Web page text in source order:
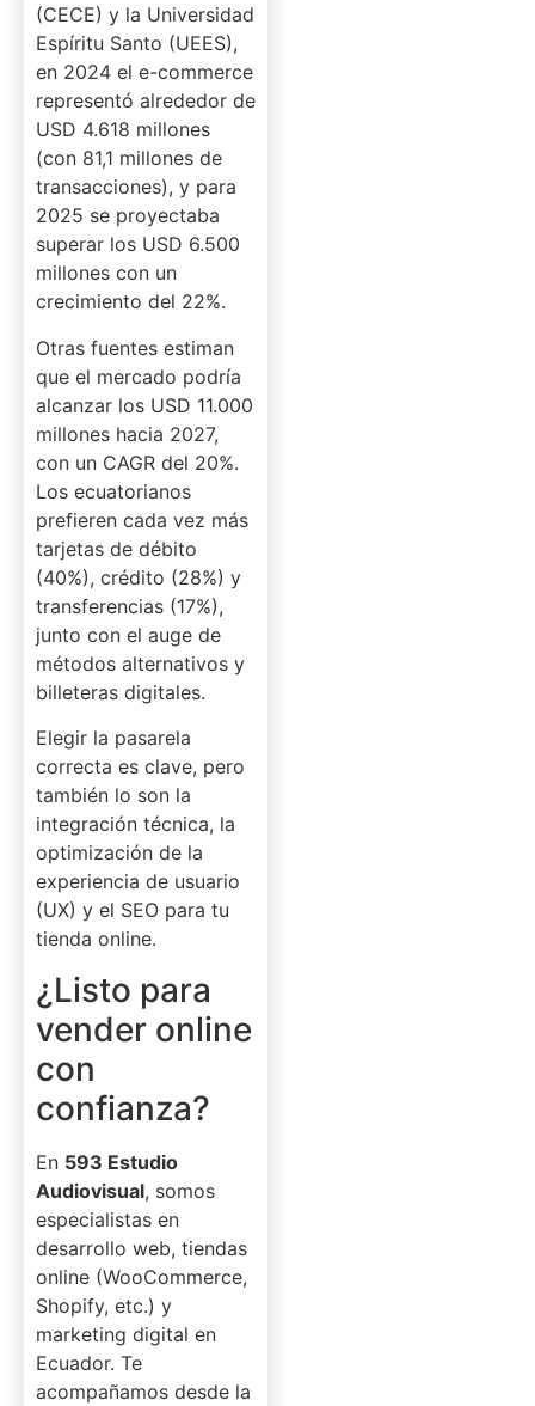
(CECE) y la Universidad
Espíritu Santo (UEES),
en 2024 el e-commerce
representó alrededor de
USD 4.618 millones
(con 81,1 millones de
transacciones), y para
2025 se proyectaba
superar los USD 6.500
millones con un
crecimiento del 22%.
Otras fuentes estiman
que el mercado podría
alcanzar los USD 11.000
millones hacia 2027,
con un CAGR del 20%.
Los ecuatorianos
prefieren cada vez más
tarjetas de débito
(40%), crédito (28%) y
transferencias (17%),
junto con el auge de
métodos alternativos y
billeteras digitales.
Elegir la pasarela
correcta es clave, pero
también lo son la
integración técnica, la
optimización de la
experiencia de usuario
(UX) y el SEO para tu
tienda online.
¿Listo para
vender online
con
confianza?
En 593 Estudio
Audiovisual, somos
especialistas en
desarrollo web, tiendas
online (WooCommerce,
Shopify, etc.) y
marketing digital en
Ecuador. Te
acompañamos desde la